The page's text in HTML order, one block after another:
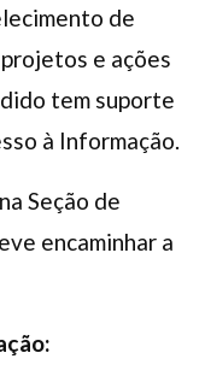
de
e ações
tem suporte
à Informação.
Seção de
encaminhar a